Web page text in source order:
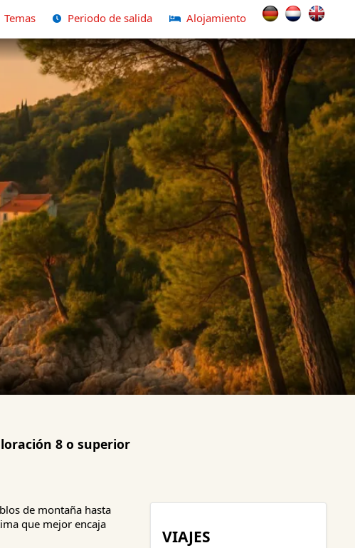
Seleccione su
Temas Periodo de salida Alojamiento
8 o superior
de montaña hasta
que mejor encaja
VIAJES